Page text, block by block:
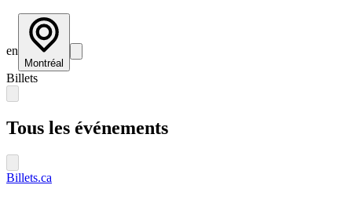
en
Montréal
Billets
Tous les événements
Billets.ca